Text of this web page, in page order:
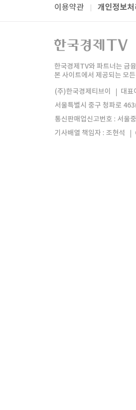
이용약관 개인정보처
패밀리사이트
한국경제TV
한경미디어그룹
모바일앱
한국경제TV와 파트너는 금
본 사이트에서 제공되는 모
(주)한국경제티브이
대표
서울특별시 중구 청파로
통신판매업신고번호 : 서울
기사배열 책임자 : 조현석